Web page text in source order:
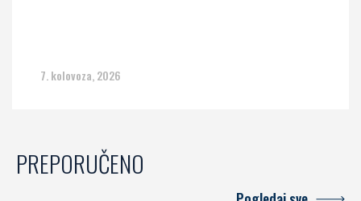
7. kolovoza, 2026
PREPORUČENO